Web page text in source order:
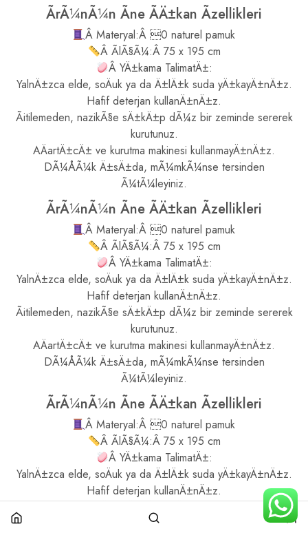
ÃrÃ¼nÃ¼n Ãne ÃÄ±kan Ãzellikleri
Â Materyal:Â 0 naturel pamuk
Â ÃlÃ§Ã¼:Â 75 x 195 cm
Â YÄ±kama TalimatÄ±:
YalnÄ±zca elde, soÄuk ya da Ä±lÄ±k suda yÄ±kayÄ±nÄ±z.
Hafif deterjan kullanÄ±nÄ±z.
Ãitilemeden, nazikÃ§e sÄ±kÄ±p dÃ¼z bir zeminde sererek
kurutunuz.
AÄartÄ±cÄ± ve kurutma makinesi kullanmayÄ±nÄ±z.
DÃ¼ÅÃ¼k Ä±sÄ±da, mÃ¼mkÃ¼nse tersinden
Ã¼tÃ¼leyiniz.
ÃrÃ¼nÃ¼n Ãne ÃÄ±kan Ãzellikleri
Â Materyal:Â 0 naturel pamuk
Â ÃlÃ§Ã¼:Â 75 x 195 cm
Â YÄ±kama TalimatÄ±:
YalnÄ±zca elde, soÄuk ya da Ä±lÄ±k suda yÄ±kayÄ±nÄ±z.
Hafif deterjan kullanÄ±nÄ±z.
Ãitilemeden, nazikÃ§e sÄ±kÄ±p dÃ¼z bir zeminde sererek
kurutunuz.
AÄartÄ±cÄ± ve kurutma makinesi kullanmayÄ±nÄ±z.
DÃ¼ÅÃ¼k Ä±sÄ±da, mÃ¼mkÃ¼nse tersinden
Ã¼tÃ¼leyiniz.
ÃrÃ¼nÃ¼n Ãne ÃÄ±kan Ãzellikleri
Â Materyal:Â 0 naturel pamuk
Â ÃlÃ§Ã¼:Â 75 x 195 cm
Â YÄ±kama TalimatÄ±:
YalnÄ±zca elde, soÄuk ya da Ä±lÄ±k suda yÄ±kayÄ±nÄ±z.
Hafif deterjan kullanÄ±nÄ±z.
Ãitilemeden, nazikÃ§e sÄ±kÄ±p dÃ¼z bir zeminde sererek
kurutunuz.